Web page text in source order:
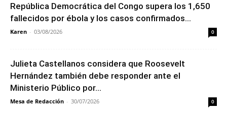
República Democrática del Congo supera los 1,650
fallecidos por ébola y los casos confirmados...
Karen - 03/08/2026 0
Julieta Castellanos considera que Roosevelt
Hernández también debe responder ante el
Ministerio Público por...
Mesa de Redacción - 30/07/2026 0